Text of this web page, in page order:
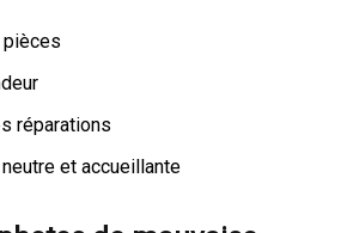
réparations
et accueillante